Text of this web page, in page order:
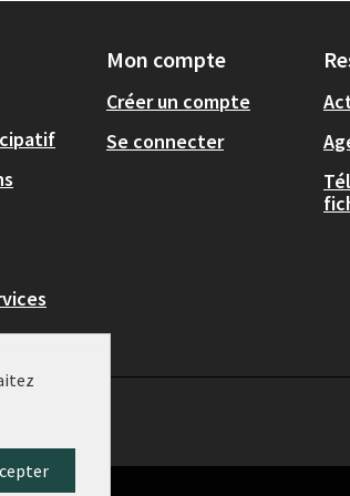
Mon compte
Créer un compte
Se connecter